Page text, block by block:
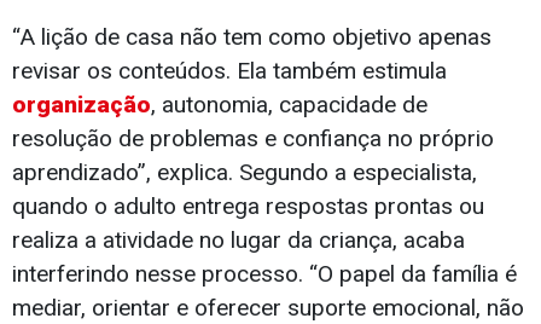
“A lição de casa não tem como objetivo apenas
revisar os conteúdos. Ela também estimula
organização, autonomia, capacidade de
resolução de problemas e confiança no próprio
aprendizado”, explica. Segundo a especialista,
quando o adulto entrega respostas prontas ou
realiza a atividade no lugar da criança, acaba
interferindo nesse processo. “O papel da família é
mediar, orientar e oferecer suporte emocional, não